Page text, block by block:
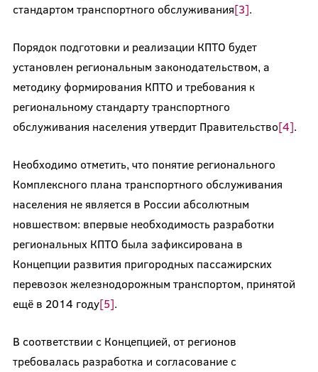
стандартом транспортного обслуживания[3].
Порядок подготовки и реализации КПТО будет
установлен региональным законодательством, а
методику формирования КПТО и требования к
региональному стандарту транспортного
обслуживания населения утвердит Правительство[4].
Необходимо отметить, что понятие регионального
Комплексного плана транспортного обслуживания
населения не является в России абсолютным
новшеством: впервые необходимость разработки
региональных КПТО была зафиксирована в
Концепции развития пригородных пассажирских
перевозок железнодорожным транспортом, принятой
ещё в 2014 году[5].
В соответствии с Концепцией, от регионов
требовалась разработка и согласование с